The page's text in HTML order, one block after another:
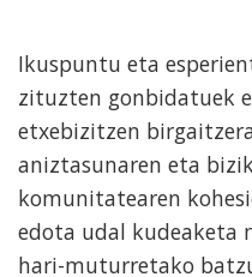
Ikuspuntu eta
zituzten gonbidatuek
etxebizitzen
aniztasunaren eta
komunitatearen
edota udal kudeaketa
hari-muturretako